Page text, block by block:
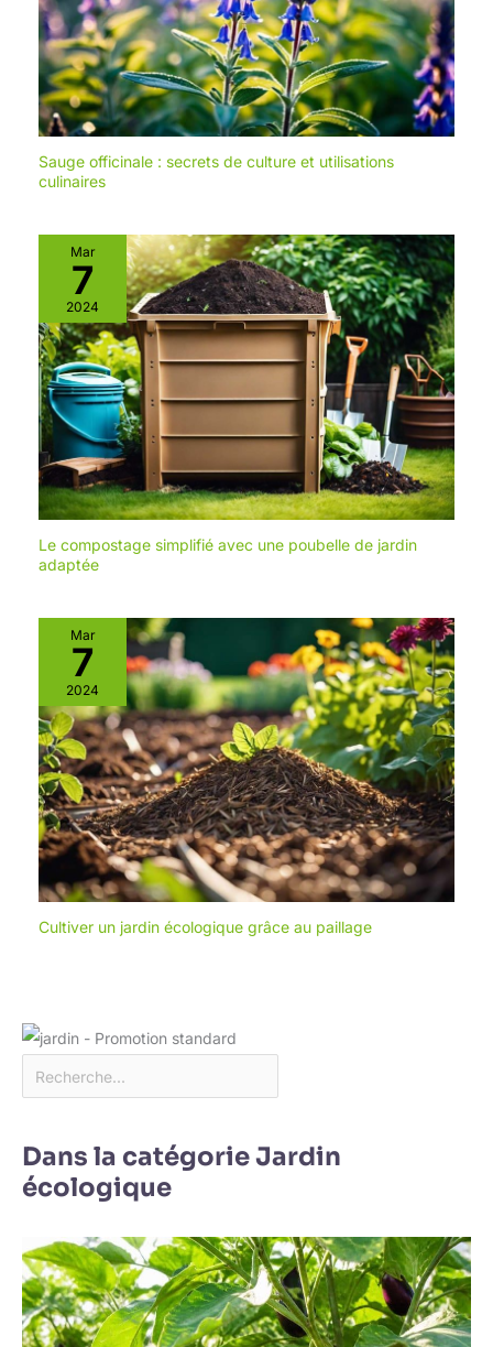
Sauge officinale : secrets de culture et utilisations
culinaires
Mar
7
2024
Le compostage simplifié avec une poubelle de jardin
adaptée
Mar
7
2024
Cultiver un jardin écologique grâce au paillage
Dans la catégorie Jardin
écologique